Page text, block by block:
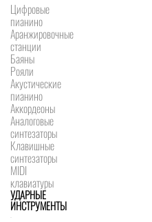
Цифровые
пианино
Аранжировочные
станции
Баяны
Рояли
Акустические
пианино
Аккордеоны
Аналоговые
синтезаторы
Клавишные
синтезаторы
MIDI
клавиатуры
УДАРНЫЕ
ИНСТРУМЕНТЫ